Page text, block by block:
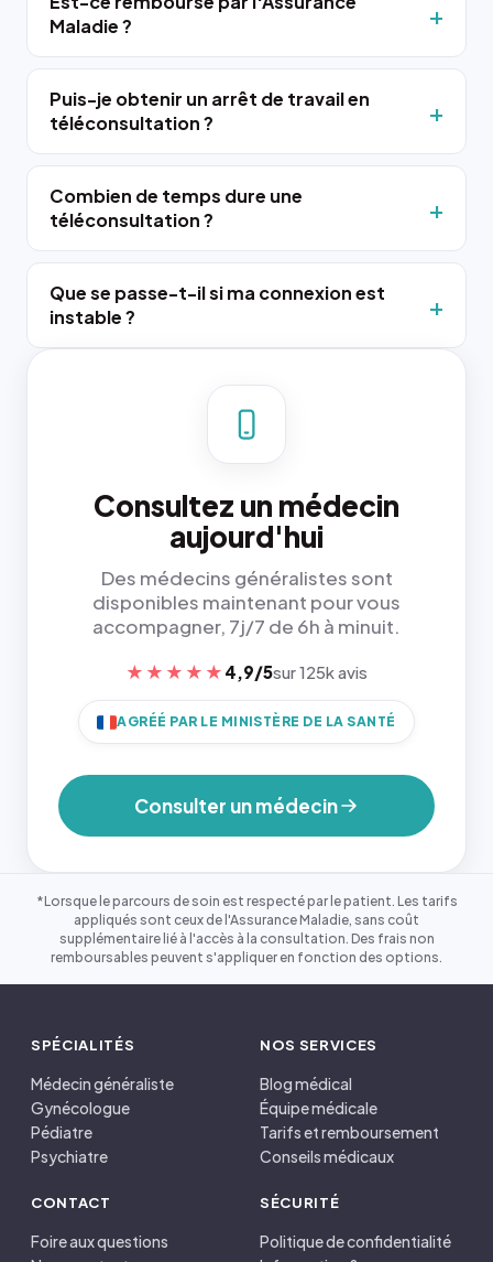
Maladie ?
Puis-je obtenir un arrêt de travail en
téléconsultation ?
Combien de temps dure une
téléconsultation ?
Que se passe-t-il si ma connexion est
instable ?
Consultez un médecin
aujourd'hui
Des médecins généralistes sont
disponibles maintenant pour vous
accompagner, 7j/7 de 6h à minuit.
★★★★★ 4,9/5sur 125k avis
AGRÉÉ PAR LE MINISTÈRE DE LA SANTÉ
Consulter un médecin
*Lorsque le parcours de soin est respecté par le patient. Les tarifs
appliqués sont ceux de l'Assurance Maladie, sans coût
supplémentaire lié à l'accès à la consultation. Des frais non
remboursables peuvent s'appliquer en fonction des options.
SPÉCIALITÉS
Médecin généraliste
Gynécologue
Pédiatre
Psychiatre
NOS SERVICES
Blog médical
Équipe médicale
Tarifs et remboursement
Conseils médicaux
CONTACT
Foire aux questions
SÉCURITÉ
Politique de confidentialité